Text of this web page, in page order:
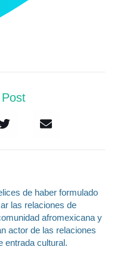
de haber formulado
las relaciones de
afromexicana y
actor de las relaciones
entrada cultural.